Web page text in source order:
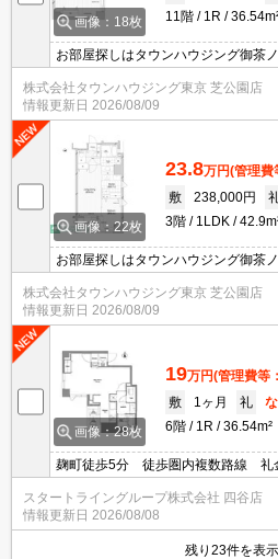
画像：18枚
11階
1R
お部屋探しはタウンハウジング御茶
株式会社タウンハウジング東京 芝公園店
情報更新日 2026/08/09
画像：22枚
23.8万円(管理費
敷
238,000円
3階
1LDK
お部屋探しはタウンハウジング御茶
株式会社タウンハウジング東京 芝公園店
情報更新日 2026/08/09
画像：28枚
19万円(管理費等
敷
1ヶ月 礼
6階
1R 36.54m²
麹町徒歩5分 徒歩圏内複数路線 礼
トイレ別 独立洗面台 オートロック
スタートライングループ株式会社 四谷店
情報更新日 2026/08/08
残り23件を表